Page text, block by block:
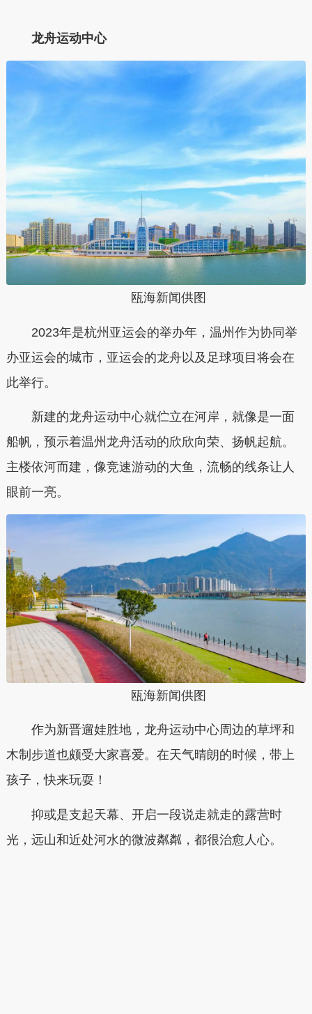
龙舟运动中心
瓯海新闻供图
2023年是杭州亚运会的举办年，温州作为协同举
办亚运会的城市，亚运会的龙舟以及足球项目将会在
此举行。
新建的龙舟运动中心就伫立在河岸，就像是一面
船帆，预示着温州龙舟活动的欣欣向荣、扬帆起航。
主楼依河而建，像竞速游动的大鱼，流畅的线条让人
眼前一亮。
瓯海新闻供图
作为新晋遛娃胜地，龙舟运动中心周边的草坪和
木制步道也颇受大家喜爱。在天气晴朗的时候，带上
孩子，快来玩耍！
抑或是支起天幕、开启一段说走就走的露营时
光，远山和近处河水的微波粼粼，都很治愈人心。